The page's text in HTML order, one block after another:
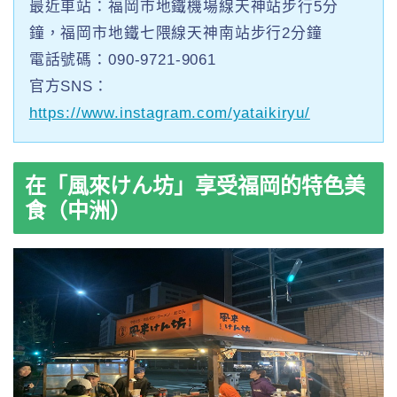
最近車站：福岡市地鐵機場線天神站步行5分
鐘，福岡市地鐵七隈線天神南站步行2分鐘
電話號碼：090-9721-9061
官方SNS：
https://www.instagram.com/yataikiryu/
在「風來けん坊」享受福岡的特色美
食（中洲）